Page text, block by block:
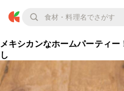
メキシカンなホームパーティ
し